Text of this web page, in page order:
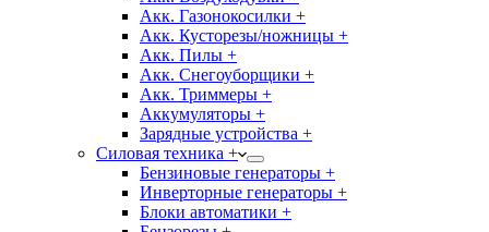
Акк. Газонокосилки +
Акк. Кусторезы/ножницы +
Акк. Пилы +
Акк. Снегоуборщики +
Акк. Триммеры +
Аккумуляторы +
Зарядные устройства +
Силовая техника +
Бензиновые генераторы +
Инверторные генераторы +
Блоки автоматики +